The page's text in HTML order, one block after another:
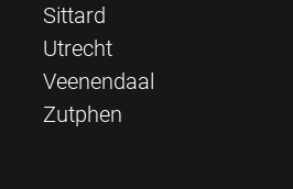
Sittard
Utrecht
Veenendaal
Zutphen